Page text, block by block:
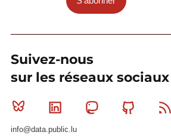
Suivez-nous
sur les réseaux sociaux
Bluesky Linkedin MastodonGithub
info@data.public.lu